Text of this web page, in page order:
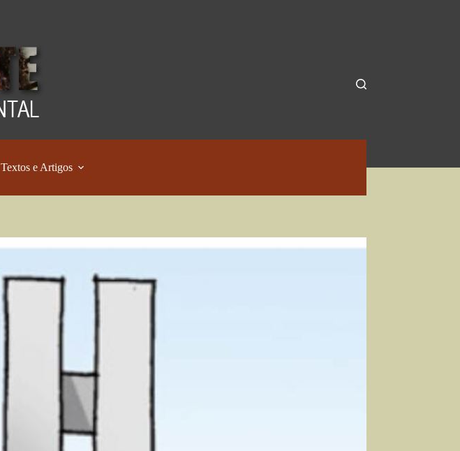
Textos e Artigos